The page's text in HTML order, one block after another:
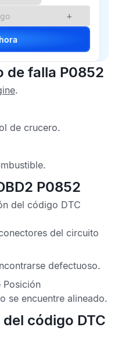
+
ahora
de falla P0852
.
de crucero.
P0852
del código DTC
del circuito
defectuoso.
Posición
se encuentre alineado.
código DTC